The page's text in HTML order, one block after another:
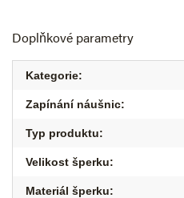
Doplňkové parametry
Kategorie:
Zapínání náušnic:
Typ produktu:
Velikost šperku:
Materiál šperku: